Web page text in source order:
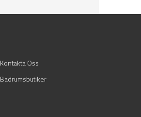
Kontakta Oss
Badrumsbutiker